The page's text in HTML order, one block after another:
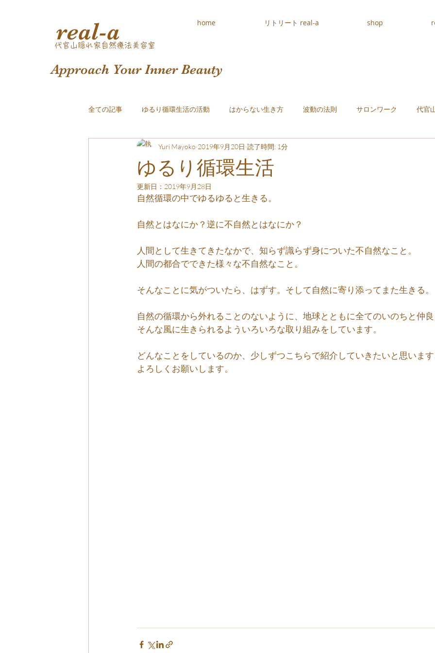
real-a home リトリート real-a shop
​代官山隠れ家自然療法美容室
Approach Your Inner Beauty
全ての記事 ゆるり循環生活の活動 はからない生き方 波動の法則 サロンワーク 代官
おしゃれな白髪染め
ゆるり循環生活
Yuri Mayoko 2019年9月20日 読了時間: 1分
更新日： 2019年9月28日
自然循環の中でゆるゆると生きる。
自然とはなにか？逆に不自然とはなにか？
人間として生きてきたなかで、知らず識らず身についた不自然なこと。
人間の都合でできた様々な不自然なこと。
そんなことに気がついたら、はずす。そして自然に寄り添ってまた生きる。
自然の循環から外れることのないように、地球とともに全てのいのちと仲
そんな風に生きられるよういろいろな取り組みをしています。
どんなことをしているのか、少しずつこちらで紹介していきたいと思いま
よろしくお願いします。